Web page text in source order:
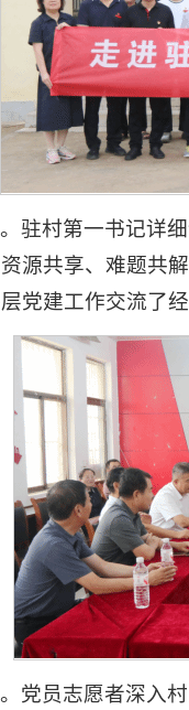
驻村第一书记详
源共享、难题共
党建工作交流了
党员志愿者深入